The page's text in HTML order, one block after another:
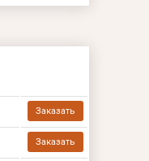
Заказать
Заказать